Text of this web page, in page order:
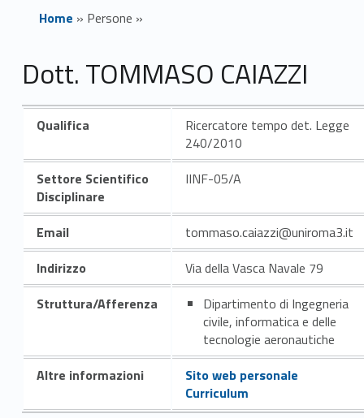
Home » Persone »
Dott. TOMMASO CAIAZZI
Qualifica
Ricercatore tempo det. Legge
240/2010
Settore Scientifico
Disciplinare
IINF-05/A
Email
tommaso.caiazzi@uniroma3.it
Indirizzo
Via della Vasca Navale 79
Struttura/Afferenza
Dipartimento di Ingegneria
civile, informatica e delle
tecnologie aeronautiche
Altre informazioni
Sito web personale
Curriculum